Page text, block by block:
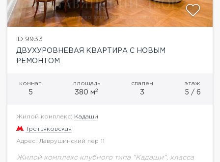
ID 9933
ДВУХУРОВНЕВАЯ КВАРТИРА С НОВЫМ
РЕМОНТОМ
комнат
5
площадь
380 м2
спален
3
этаж
5 / 6
Жилой комплекс: Кадаши
Третьяковская
Адрес: Лаврушинский пер 11
Жилой комплекс клубного типа "Кадаши", класса